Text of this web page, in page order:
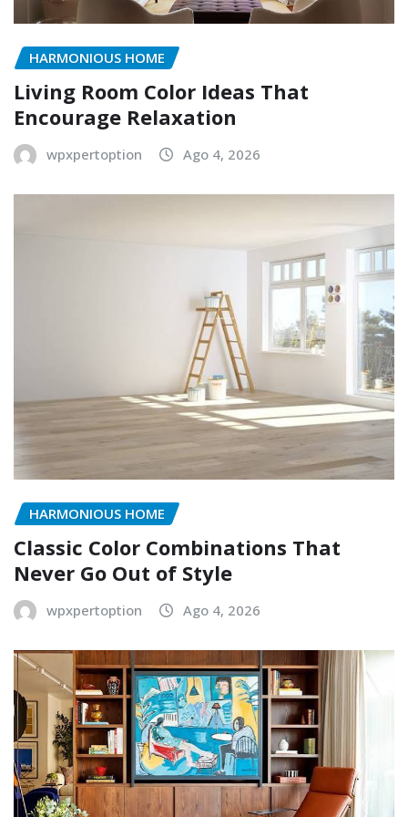
HARMONIOUS HOME
Living Room Color Ideas That
Encourage Relaxation
wpxpertoption Ago 4, 2026
HARMONIOUS HOME
Classic Color Combinations That
Never Go Out of Style
wpxpertoption Ago 4, 2026